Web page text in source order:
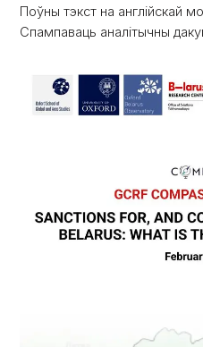
Поўны тэкст на англійскай
Спампаваць аналітычны